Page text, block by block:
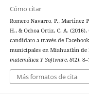
Cómo citar
Romero Navarro, P., Martínez
H., & Ochoa Ortiz, C. A.
candidato a través de
municipales en Miahuatlán de
matemática Y Software, 8(2),
Más formatos de cita